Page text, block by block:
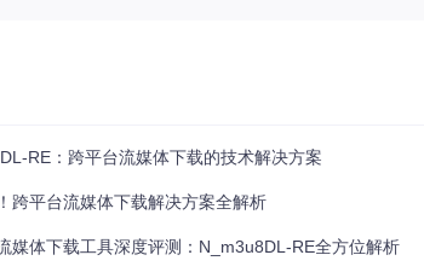
：
RE：跨平台流媒体下载的技术解决方案
跨平台流媒体下载解决方案全解析
媒体下载工具深度评测：N_m3u8DL-RE全方位解析